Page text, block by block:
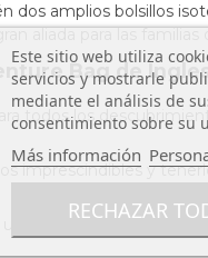
dos amplios bolsillos
aliada para las
Bag de
todos los
imprescindibles y
bolso con un diseño
Este sitio web utiliza
servicios y mostrarle
mediante el análisis de
consentimiento sobre su
Más información
RECHAZAR